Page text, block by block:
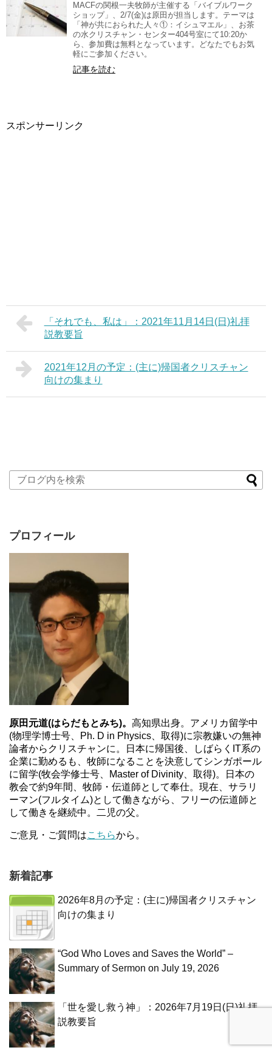
MACFの関根一夫牧師が主催する「バイブルワーク
ショップ」、2/7(金)は原田が担当します。テーマは
「神が共におられた人々①：イシュマエル」、お茶
の水クリスチャン・センター404号室にて10:20か
ら、参加費は無料となっています。どなたでもお気
軽にご参加ください。
記事を読む
スポンサーリンク
「それでも、私は」：2021年11月14日(日)礼拝
説教要旨
2021年12月の予定：(主に)帰国者クリスチャン
向けの集まり
プロフィール
原田元道(はらだもとみち)。 高知県出身。アメリカ留学中
(物理学博士号、Ph. D in Physics、取得)に宗教嫌いの無神
論者からクリスチャンに。日本に帰国後、しばらくIT系の
企業に勤めるも、牧師になることを決意してシンガポール
に留学(牧会学修士号、Master of Divinity、取得)。日本の
教会で約9年間、牧師・伝道師として奉仕。現在、サラリ
ーマン(フルタイム)として働きながら、フリーの伝道師と
して働きを継続中。二児の父。
ご意見・ご質問はこちらから。
新着記事
2026年8月の予定：(主に)帰国者クリスチャン
向けの集まり
“God Who Loves and Saves the World” –
Summary of Sermon on July 19, 2026
「世を愛し救う神」：2026年7月19日(日)礼拝
説教要旨